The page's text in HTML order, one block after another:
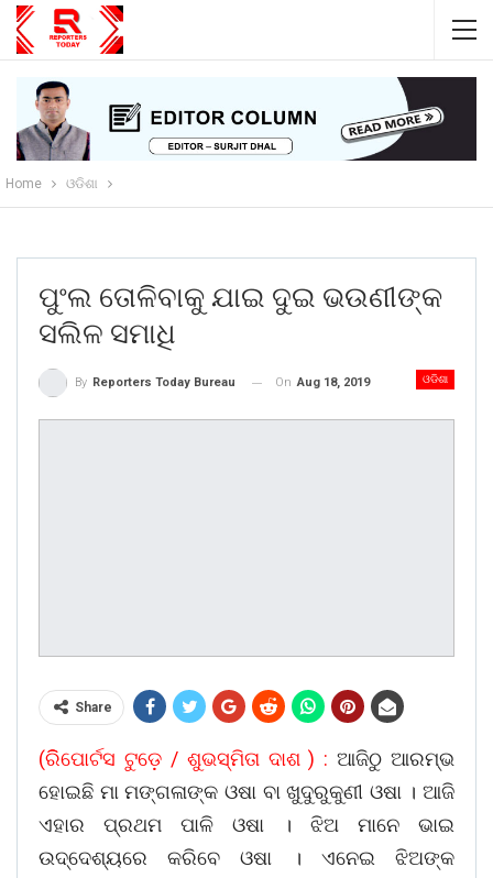
Home ଓଡିଶା
ପୁଂଲ ତୋଳିବାକୁ ଯାଇ ଦୁଇ ଭଉଣୀଙ୍କ
ସଲିଳ ସମାଧି
ଓଡିଶା
By Reporters Today Bureau On Aug 18, 2019
Share
(ରିିପୋର୍ଟସ ଟୁଡ଼େ / ଶୁଭସ୍ମିତା ଦାଶ ) : ଆଜିଠୁ ଆରମ୍ଭ
ହୋଇଛି ମା ମଙ୍ଗଳାଙ୍କ ଓଷା ବା ଖୁଦୁରୁକୁଣୀ ଓଷା । ଆଜି
ଏହାର ପ୍ରଥମ ପାଳି ଓଷା । ଝିଅ ମାନେ ଭାଇ
ଉଦ୍ଦେଶ୍ୟରେ କରିବେ ଓଷା । ଏନେଇ ଝିଅଙ୍କ